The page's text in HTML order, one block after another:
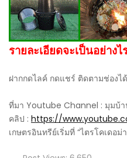
รายละเอียดจะเป็นอย่าง
ฝากกดไลค์ กดแชร์ ติดตามช่องไ
ที่มา Youtube Channel : มุมบ้
คลิป : https://
เกษตรอินทรีย์เริ่มที่ “ไตรโคเดอม่